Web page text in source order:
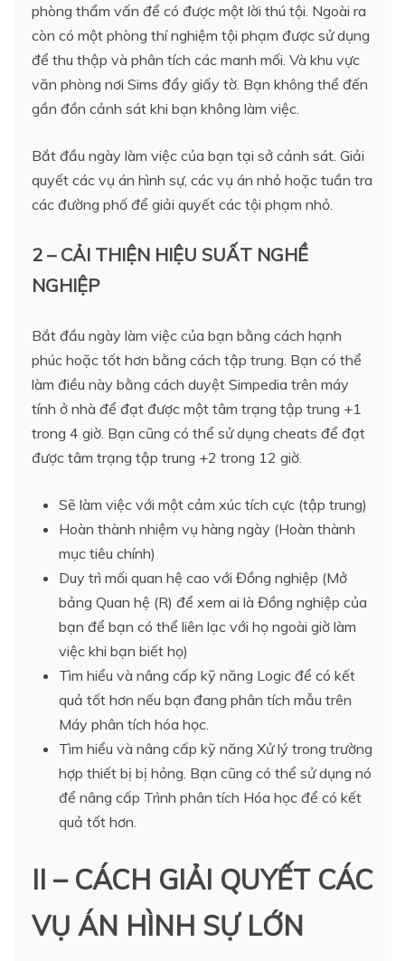
phòng thẩm vấn để có được một lời thú tội. Ngoài ra
còn có một phòng thí nghiệm tội phạm được sử dụng
để thu thập và phân tích các manh mối. Và khu vực
văn phòng nơi Sims đẩy giấy tờ. Bạn không thể đến
gần đồn cảnh sát khi bạn không làm việc.
Bắt đầu ngày làm việc của bạn tại sở cảnh sát. Giải
quyết các vụ án hình sự, các vụ án nhỏ hoặc tuần tra
các đường phố để giải quyết các tội phạm nhỏ.
2 – CẢI THIỆN HIỆU SUẤT NGHỀ
NGHIỆP
Bắt đầu ngày làm việc của bạn bằng cách hạnh
phúc hoặc tốt hơn bằng cách tập trung. Bạn có thể
làm điều này bằng cách duyệt Simpedia trên máy
tính ở nhà để đạt được một tâm trạng tập trung +1
trong 4 giờ. Bạn cũng có thể sử dụng cheats để đạt
được tâm trạng tập trung +2 trong 12 giờ.
Sẽ làm việc với một cảm xúc tích cực (tập trung)
Hoàn thành nhiệm vụ hàng ngày (Hoàn thành
mục tiêu chính)
Duy trì mối quan hệ cao với Đồng nghiệp (Mở
bảng Quan hệ (R) để xem ai là Đồng nghiệp của
bạn để bạn có thể liên lạc với họ ngoài giờ làm
việc khi bạn biết họ)
Tìm hiểu và nâng cấp kỹ năng Logic để có kết
quả tốt hơn nếu bạn đang phân tích mẫu trên
Máy phân tích hóa học.
Tìm hiểu và nâng cấp kỹ năng Xử lý trong trường
hợp thiết bị bị hỏng. Bạn cũng có thể sử dụng nó
để nâng cấp Trình phân tích Hóa học để có kết
quả tốt hơn.
II – CÁCH GIẢI QUYẾT CÁC
VỤ ÁN HÌNH SỰ LỚN